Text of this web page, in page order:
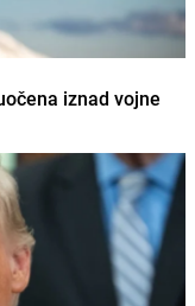
iznad vojne